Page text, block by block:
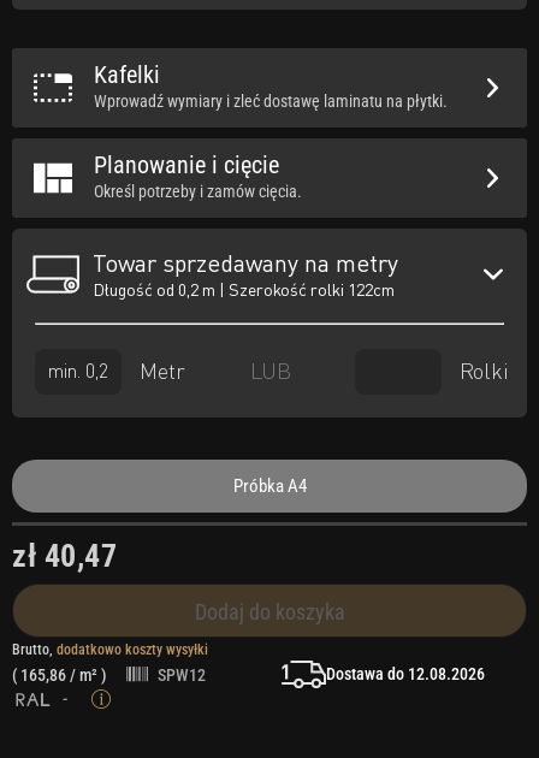
Kafelki
Wprowadź wymiary i zleć dostawę laminatu na płytki.
Planowanie i cięcie
Określ potrzeby i zamów cięcia.
Towar sprzedawany na metry
Długość od 0,2 m | Szerokość rolki 122cm
Metr LUB Rolki
Próbka A4
zł 40,47
Dodaj do koszyka
Brutto, dodatkowo koszty wysyłki
( 165,86/ m² )
SPW12
-
Dostawa do 12.08.2026